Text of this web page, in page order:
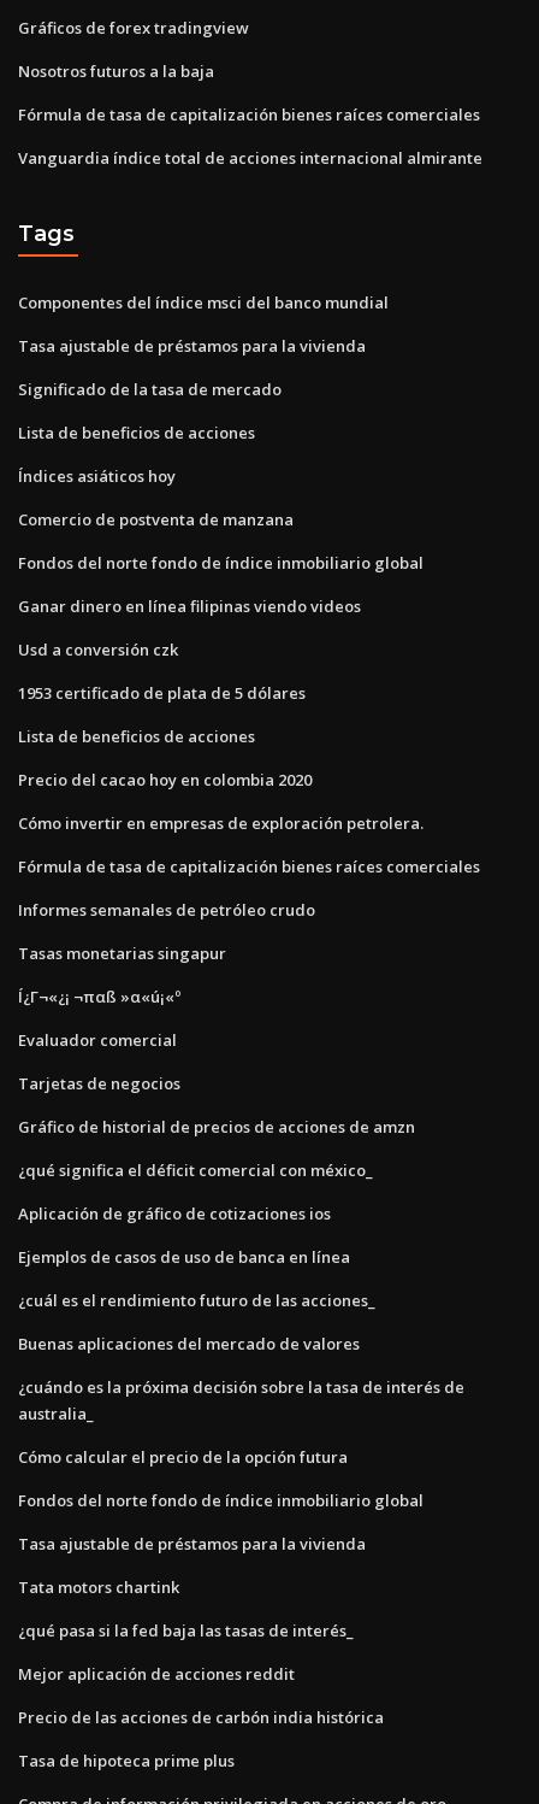
Gráficos de forex tradingview
Nosotros futuros a la baja
Fórmula de tasa de capitalización bienes raíces comerciales
Vanguardia índice total de acciones internacional almirante
Tags
Componentes del índice msci del banco mundial
Tasa ajustable de préstamos para la vivienda
Significado de la tasa de mercado
Lista de beneficios de acciones
Índices asiáticos hoy
Comercio de postventa de manzana
Fondos del norte fondo de índice inmobiliario global
Ganar dinero en línea filipinas viendo videos
Usd a conversión czk
1953 certificado de plata de 5 dólares
Lista de beneficios de acciones
Precio del cacao hoy en colombia 2020
Cómo invertir en empresas de exploración petrolera.
Fórmula de tasa de capitalización bienes raíces comerciales
Informes semanales de petróleo crudo
Tasas monetarias singapur
Í¿Γ¬«¿¡ ¬παß »α«ú¡«º
Evaluador comercial
Tarjetas de negocios
Gráfico de historial de precios de acciones de amzn
¿qué significa el déficit comercial con méxico_
Aplicación de gráfico de cotizaciones ios
Ejemplos de casos de uso de banca en línea
¿cuál es el rendimiento futuro de las acciones_
Buenas aplicaciones del mercado de valores
¿cuándo es la próxima decisión sobre la tasa de interés de
australia_
Cómo calcular el precio de la opción futura
Fondos del norte fondo de índice inmobiliario global
Tasa ajustable de préstamos para la vivienda
Tata motors chartink
¿qué pasa si la fed baja las tasas de interés_
Mejor aplicación de acciones reddit
Precio de las acciones de carbón india histórica
Tasa de hipoteca prime plus